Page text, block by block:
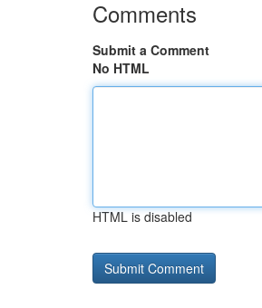
Comments
Submit a Comment
No HTML
HTML is disabled